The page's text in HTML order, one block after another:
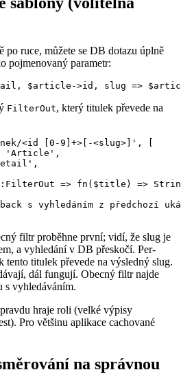
po ruce, můžete se DB dotazu úplně
pojmenovaný parametr:
FilterOut, který titulek převede na
<id [0-9]+>[-<slug>]', [
filtr proběhne první; vidí, že slug je
a vyhledání v DB přeskočí. Per-
tento titulek převede na výsledný slug.
dál fungují. Obecný filtr najde
s vyhledáváním.
hraje roli (velké výpisy
Pro většinu aplikace cachované
na správnou